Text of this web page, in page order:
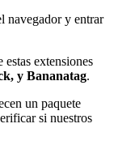
navegador y entrar
extensiones
y Bananatag.
un paquete
si nuestros